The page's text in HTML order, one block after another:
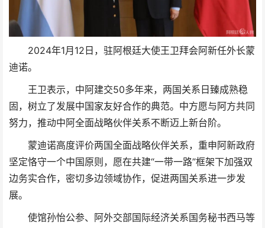
2024年1月12日，驻阿根廷大使王卫拜会阿新任外长蒙
迪诺。
王卫表示，中阿建交50多年来，两国关系日臻成熟稳
固，树立了发展中国家友好合作的典范。中方愿与阿方共同
努力，推动中阿全面战略伙伴关系不断迈上新台阶。
蒙迪诺高度评价两国全面战略伙伴关系，重申阿新政府
坚定恪守一个中国原则，愿在共建“一带一路”框架下加强双
边务实合作，密切多边领域协作，促进两国关系进一步发
展。
使馆孙怡公参、阿外交部国际经济关系国务秘书西马等